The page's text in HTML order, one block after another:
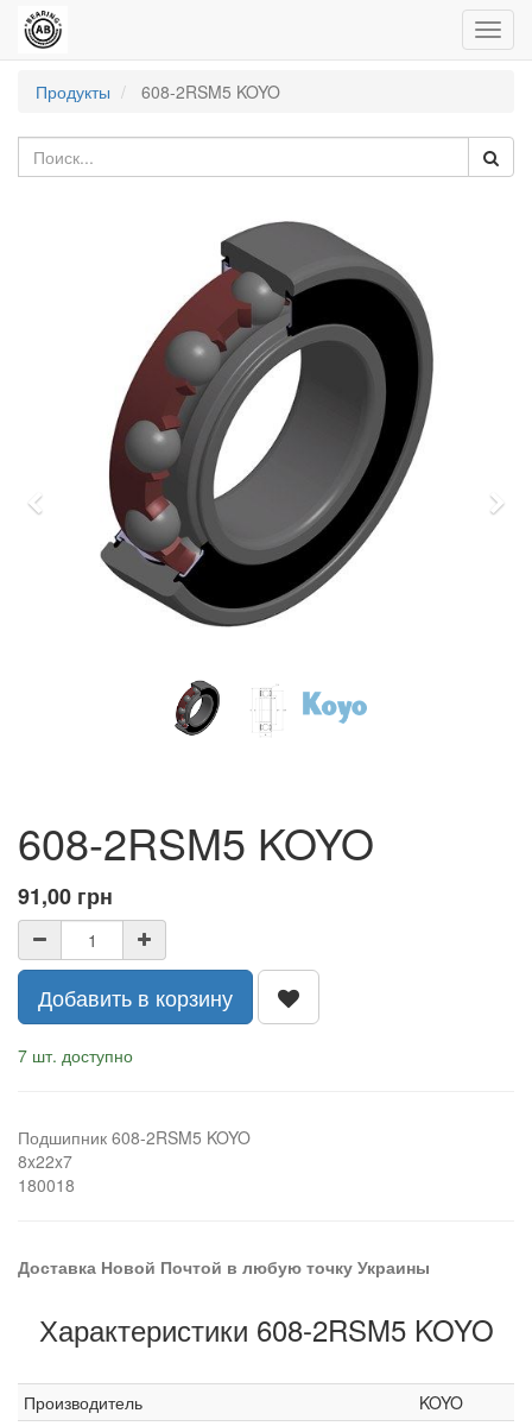
Продукты
608-2RSM5 KOYO
Previous
608-2RSM5 KOYO
91,00 грн
Добавить в корзину
7 шт. доступно
Подшипник 608-2RSM5 KOYO
8x22x7
180018
Доставка Новой Почтой в любую точку Украины
Характеристики 608-2RSM5 KOYO
Производитель
KOYO